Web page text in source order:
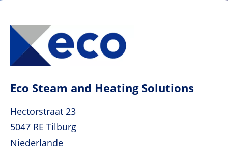
Eco Steam and Heating Solutions
Hectorstraat 23
5047 RE Tilburg
Niederlande